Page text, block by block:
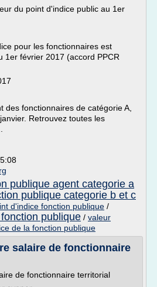
du point d'indice public au 1er
pour les fonctionnaires est
1er février 2017 (accord PPCR
des fonctionnaires de catégorie A,
Retrouvez toutes les
publique agent categorie a
publique categorie b et c
d'indice fonction publique /
publique / valeur
de la fonction publique
salaire de fonctionnaire
de fonctionnaire territorial